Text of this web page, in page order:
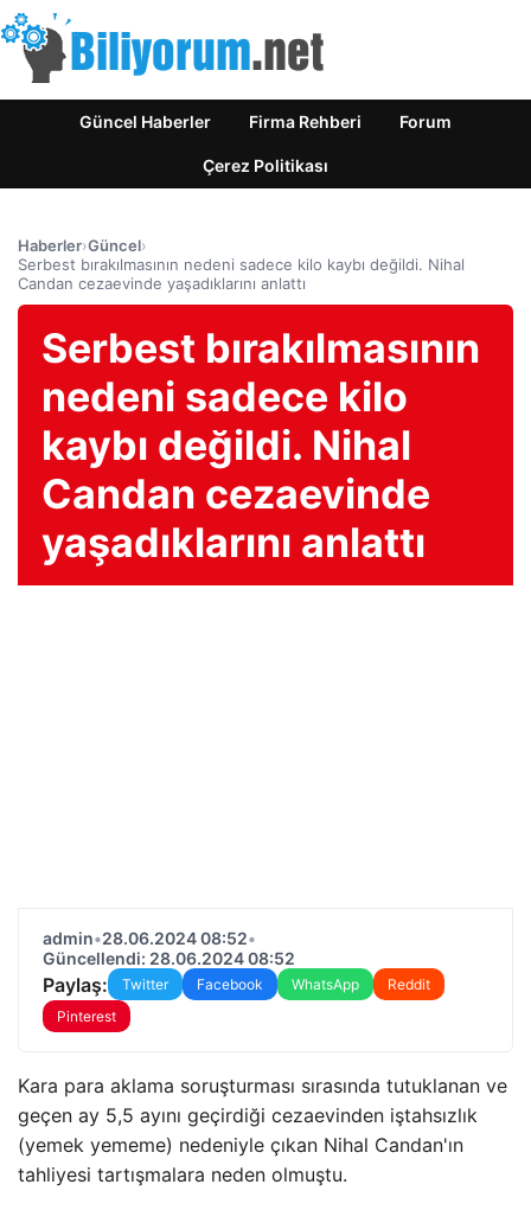
Güncel Haberler Firma Rehberi Forum
Çerez Politikası
Haberler›Güncel›
Serbest bırakılmasının nedeni sadece kilo kaybı değildi. Nihal
Candan cezaevinde yaşadıklarını anlattı
Serbest bırakılmasının
nedeni sadece kilo
kaybı değildi. Nihal
Candan cezaevinde
yaşadıklarını anlattı
admin•28.06.2024 08:52•
Güncellendi: 28.06.2024 08:52
Paylaş: Twitter Facebook WhatsApp
Reddit
Pinterest
Kara para aklama soruşturması sırasında tutuklanan ve
geçen ay 5,5 ayını geçirdiği cezaevinden iştahsızlık
(yemek yememe) nedeniyle çıkan Nihal Candan'ın
tahliyesi tartışmalara neden olmuştu.